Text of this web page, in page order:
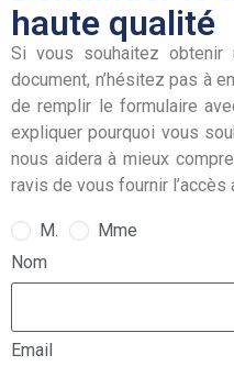
haute qualité
Si vous souhaitez obtenir
document, n’hésitez pas à
de remplir le formulaire
expliquer pourquoi vous
nous aidera à mieux
ravis de vous fournir l’accès
M.
Mme
Nom
Email